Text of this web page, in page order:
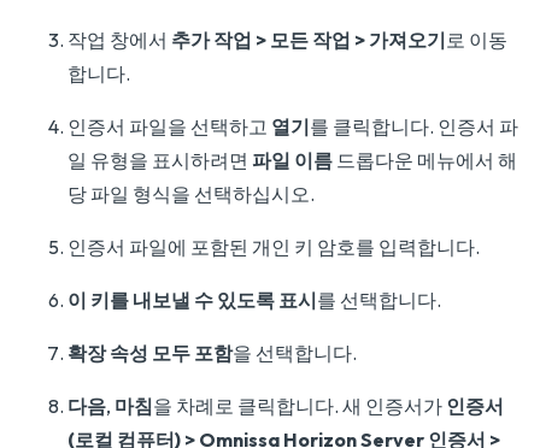
작업 창에서 추가 작업 > 모든 작업 > 가져오기로 이동
합니다.
인증서 파일을 선택하고 열기를 클릭합니다. 인증서 파
일 유형을 표시하려면 파일 이름 드롭다운 메뉴에서 해
당 파일 형식을 선택하십시오.
인증서 파일에 포함된 개인 키 암호를 입력합니다.
이 키를 내보낼 수 있도록 표시를 선택합니다.
확장 속성 모두 포함을 선택합니다.
다음, 마침을 차례로 클릭합니다. 새 인증서가 인증서
(로컬 컴퓨터) > Omnissa Horizon Server 인증서 >